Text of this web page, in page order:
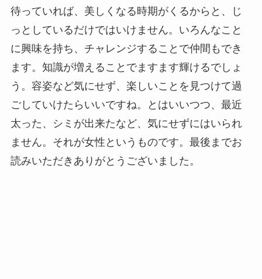
待っていれば、美しくなる時期がくるからと、じ
っとしているだけではいけません。いろんなこと
に興味を持ち、チャレンジすることで仲間もでき
ます。知識が増えることでますます輝けるでしょ
う。容姿など気にせず、楽しいことを見つけて過
ごしていけたらいいですね。とはいいつつ、最近
太った、シミが出来たなど、気にせずにはいられ
ません。それが女性というものです。最後までお
読みいただきありがとうございました。